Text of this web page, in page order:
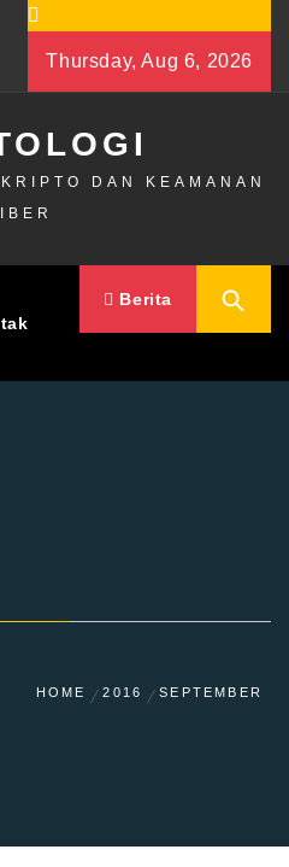
Thursday, Aug 6, 2026
DAN KEAMANAN
Berita
HOME 2016 SEPTEMBER